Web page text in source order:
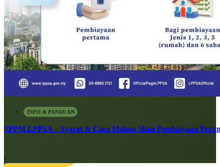
INFO & PANDUAN
SPPM LPPSA – Syarat & Cara Mohon Skim Pembiayaan